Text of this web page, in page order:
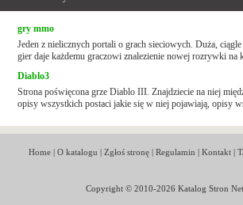
gry mmo
Jeden z nielicznych portali o grach sieciowych. Duża, ciągle
gier daje każdemu graczowi znalezienie nowej rozrywki na
Diablo3
Strona poświęcona grze Diablo III. Znajdziecie na niej
opisy wszystkich postaci jakie się w niej pojawiają, opisy
Home| O katalogu | Zgłoś stronę| Regulamin | Kontakt|
Copyright © 2010-2026 Katalog Stron